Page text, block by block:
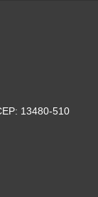
13480-510